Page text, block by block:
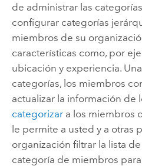
de administrar las
configurar categorías
miembros de su
características como, por
ubicación y experiencia.
categorías, los miembros
actualizar la información de
categorizara los miembros
le permite a usted y a otras
organización filtrar la lista
categoría de miembros